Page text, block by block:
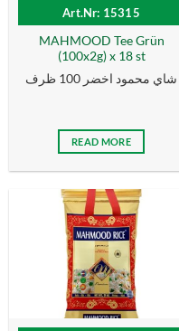
Art.Nr: 15315
MAHMOOD Tee Grün
(100x2g) x 18 st
شاي محمود اخضر 100 ظرف
READ MORE